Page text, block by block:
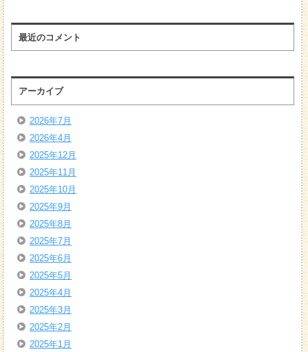
最近のコメント
アーカイブ
2026年7月
2026年4月
2025年12月
2025年11月
2025年10月
2025年9月
2025年8月
2025年7月
2025年6月
2025年5月
2025年4月
2025年3月
2025年2月
2025年1月